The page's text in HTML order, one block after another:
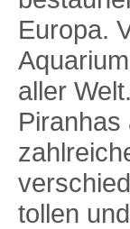
Europa.
aller
tollen